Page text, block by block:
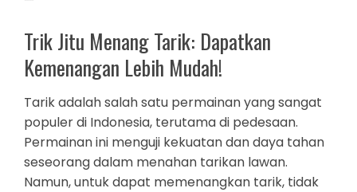
Trik Jitu Menang Tarik: Dapatkan
Kemenangan Lebih Mudah!
Tarik adalah salah satu permainan yang sangat
populer di Indonesia, terutama di pedesaan.
Permainan ini menguji kekuatan dan daya tahan
seseorang dalam menahan tarikan lawan.
Namun, untuk dapat memenangkan tarik, tidak